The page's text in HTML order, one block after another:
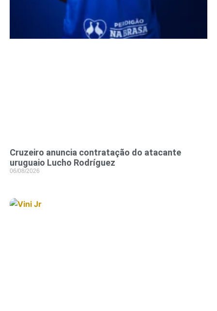
Cruzeiro anuncia contratação do atacante
uruguaio Lucho Rodríguez
06/08/2026